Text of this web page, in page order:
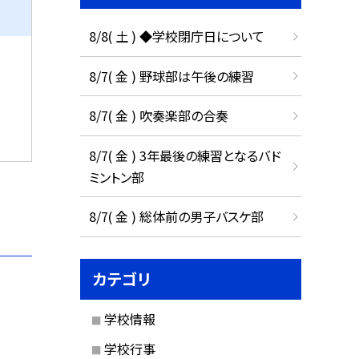
8/8( 土 ) ◆学校閉庁日について
8/7( 金 ) 野球部は午後の練習
8/7( 金 ) 吹奏楽部の合奏
8/7( 金 ) 3年最後の練習となるバド
ミントン部
8/7( 金 ) 総体前の男子バスケ部
カテゴリ
学校情報
学校行事